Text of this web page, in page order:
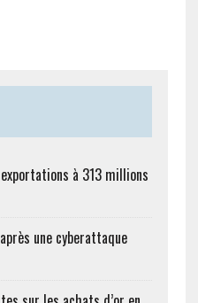
à 313 millions
une cyberattaque